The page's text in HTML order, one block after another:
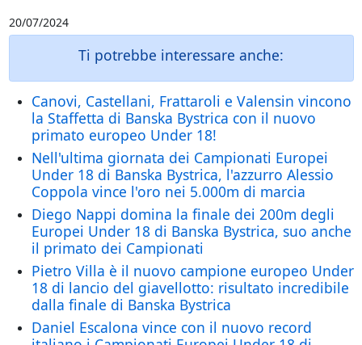
20/07/2024
Ti potrebbe interessare anche:
Canovi, Castellani, Frattaroli e Valensin vincono
la Staffetta di Banska Bystrica con il nuovo
primato europeo Under 18!
Nell'ultima giornata dei Campionati Europei
Under 18 di Banska Bystrica, l'azzurro Alessio
Coppola vince l'oro nei 5.000m di marcia
Diego Nappi domina la finale dei 200m degli
Europei Under 18 di Banska Bystrica, suo anche
il primato dei Campionati
Pietro Villa è il nuovo campione europeo Under
18 di lancio del giavellotto: risultato incredibile
dalla finale di Banska Bystrica
Daniel Escalona vince con il nuovo record